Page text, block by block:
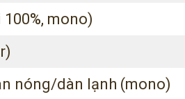
mono)
nóng/dàn lạnh (mono)